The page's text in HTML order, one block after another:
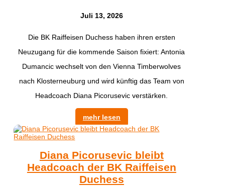
Juli 13, 2026
Die BK Raiffeisen Duchess haben ihren ersten
Neuzugang für die kommende Saison fixiert: Antonia
Dumancic wechselt von den Vienna Timberwolves
nach Klosterneuburg und wird künftig das Team von
Headcoach Diana Picorusevic verstärken.
mehr lesen
Diana Picorusevic bleibt
Headcoach der BK Raiffeisen
Duchess